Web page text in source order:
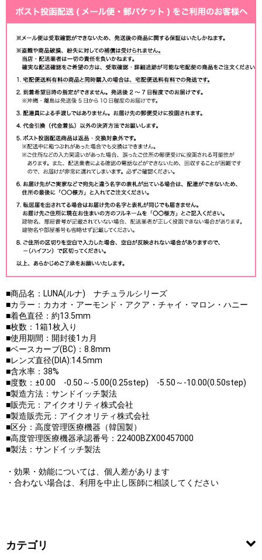
■商品名：LUNA(ルナ) ナチュラルシリーズ
■カラー：カカオ・アーモンド・アクア・チャイ・マロン・ハニー
■着色直径：約13.5mm
■枚数：1箱1枚入り
■使用期間：開封後1カ月
■ベースカーブ(BC)：8.8mm
■レンズ直径(DIA):14.5mm
■含水率：38%
■度数：±0.00 -0.50～-5.00(0.25step) -5.50～-10.00(0.50step)
■製造方法：サンドイッチ製法
■販売元：アイクオリティ株式会社
■製造販売元：アイクオリティ株式会社
■区分：高度管理医療機器（韓国製）
■高度管理医療機器承認番号：22400BZX00457000
■製法：サンドイッチ製法
・効果・効能については、個人差があります
・合わない場合は、利用を中止し医師に相談してください
カテゴリ